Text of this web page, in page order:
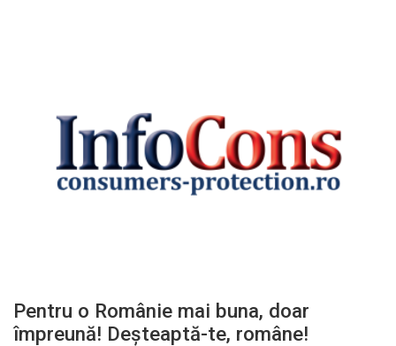
Pentru o Românie mai buna, doar
împreună! Deșteaptă-te, române!